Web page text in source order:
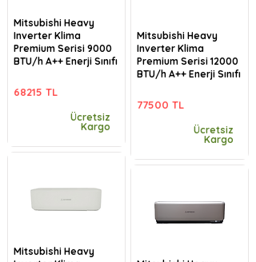
Mitsubishi Heavy
Inverter Klima
Premium Serisi 9000
BTU/h A++ Enerji Sınıfı
68215 TL
Ücretsiz
Kargo
Mitsubishi Heavy
Mitsubishi Heavy
Inverter Klima
Premium Serisi 12000
BTU/h A++ Enerji Sınıfı
77500 TL
Ücretsiz
Kargo